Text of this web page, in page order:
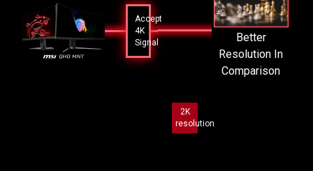
Accept
4K
Signal
2K
resolution
Better
Resolution In
Comparison